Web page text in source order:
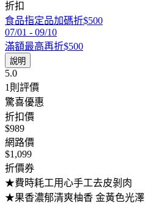
折扣
食品指定品加碼折$500
07/01 - 09/10
滿額最高再折$500
說明
5.0
1則評價
驚喜優惠
折扣價
$989
網路價
$1,099
折價券
★費時耗工用心手工去皮剝肉
★果香濃郁清爽柚香 金黃色光澤